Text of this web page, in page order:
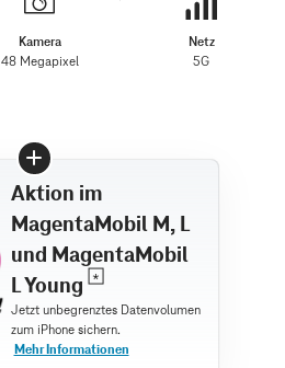
Kamera
48 Megapixel
Netz
5G
Aktion im
MagentaMobil M, L
und MagentaMobil
L Young